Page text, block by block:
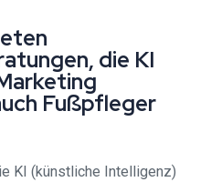
die KI
Fußpfleger
KI (künstliche Intelligenz)